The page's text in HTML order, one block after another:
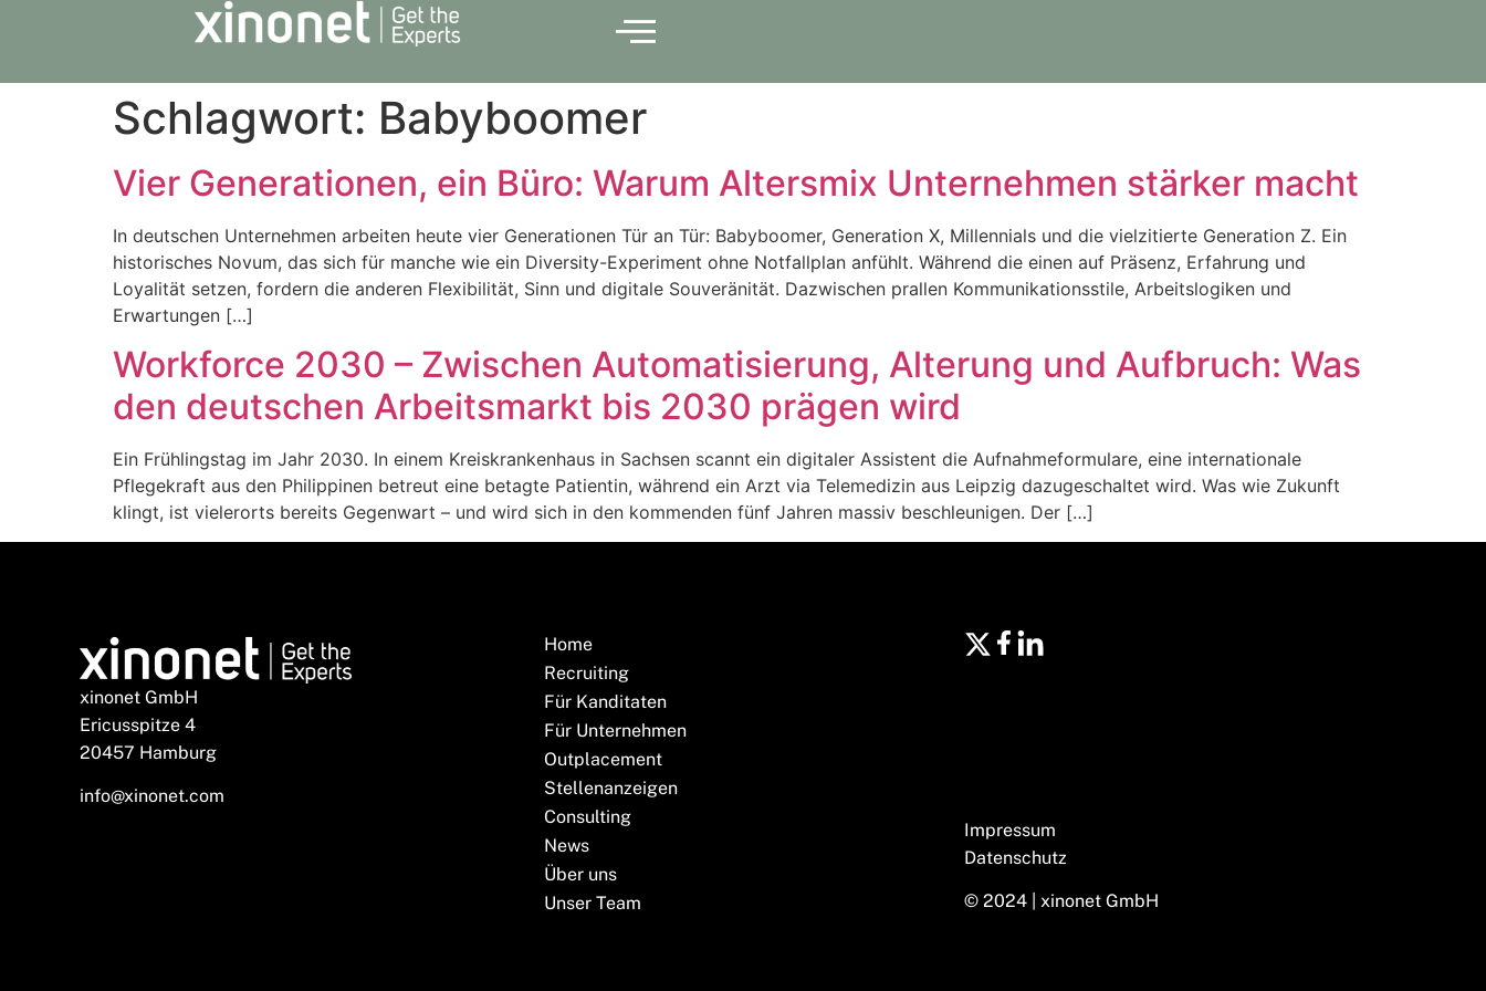
Schlagwort: Babyboomer
Vier Generationen, ein Büro: Warum Altersmix Unternehmen stärker macht
In deutschen Unternehmen arbeiten heute vier Generationen Tür an Tür: Babyboomer, Generation X, Millennials und die vielzitierte Generation Z. Ein
historisches Novum, das sich für manche wie ein Diversity-Experiment ohne Notfallplan anfühlt. Während die einen auf Präsenz, Erfahrung und
Loyalität setzen, fordern die anderen Flexibilität, Sinn und digitale Souveränität. Dazwischen prallen Kommunikationsstile, Arbeitslogiken und
Erwartungen […]
Workforce 2030 – Zwischen Automatisierung, Alterung und Aufbruch: Was
den deutschen Arbeitsmarkt bis 2030 prägen wird
Ein Frühlingstag im Jahr 2030. In einem Kreiskrankenhaus in Sachsen scannt ein digitaler Assistent die Aufnahmeformulare, eine internationale
Pflegekraft aus den Philippinen betreut eine betagte Patientin, während ein Arzt via Telemedizin aus Leipzig dazugeschaltet wird. Was wie Zukunft
klingt, ist vielerorts bereits Gegenwart – und wird sich in den kommenden fünf Jahren massiv beschleunigen. Der […]
xinonet GmbH
Ericusspitze 4
20457 Hamburg
info@xinonet.com
Home
Recruiting
Für Kanditaten
Für Unternehmen
Outplacement
Stellenanzeigen
Consulting
News
Über uns
Unser Team
Impressum
Datenschutz
© 2024 | xinonet GmbH